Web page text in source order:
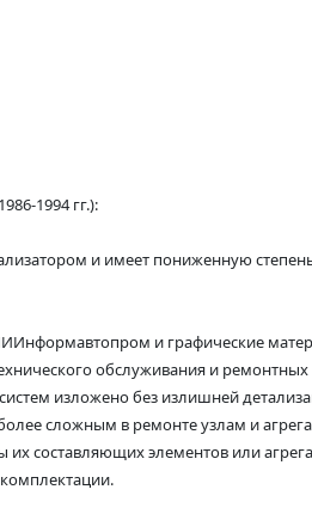
1994 гг.):
и имеет пониженную
и графические
обслуживания и
изложено без излишней
сложным в ремонте узлам и
составляющих элементов или